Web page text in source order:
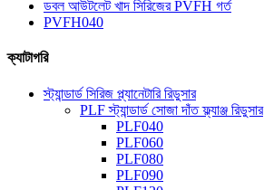
ডবল আউটলেট খাদ সিরিজের PVFH গর্ত
PVFH040
ক্যাটাগরি
স্ট্যান্ডার্ড সিরিজ প্ল্যানেটারি রিডুসার
PLF স্ট্যান্ডার্ড সোজা দাঁত ফ্ল্যাঞ্জ রিডুসার
PLF040
PLF060
PLF080
PLF090